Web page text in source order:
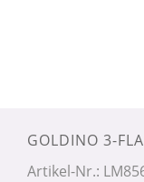
GOLDINO 3-
Artikel-Nr.: